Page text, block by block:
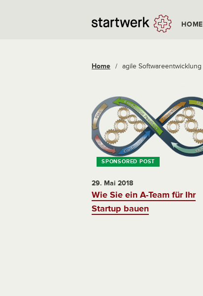
HOME
Home / agile Softwareentwicklung
29. Mai 2018
Wie Sie ein A-Team für Ihr
Startup bauen